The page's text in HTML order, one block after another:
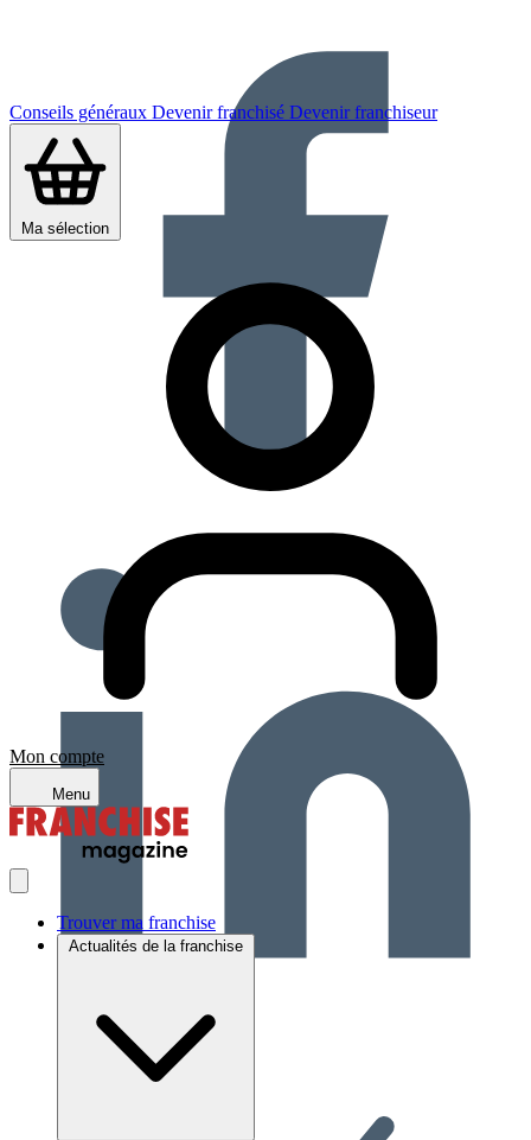
Conseils généraux Devenir franchisé Devenir franchiseur
Ma sélection
Mon compte
Menu
Trouver ma franchise
Actualités de la franchise